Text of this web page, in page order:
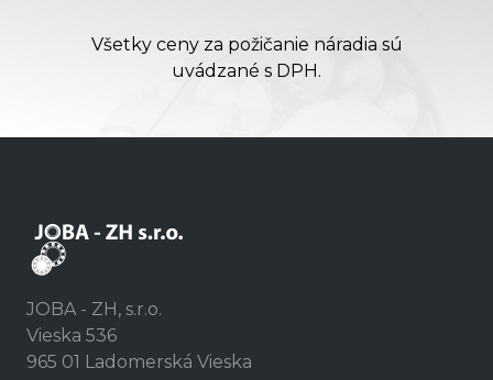
Všetky ceny za požičanie náradia sú
uvádzané s DPH.
JOBA - ZH, s.r.o.
Vieska 536
965 01 Ladomerská Vieska